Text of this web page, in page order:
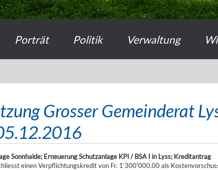
Porträt Politik Verwaltung
Grosser Gemeinderat
Sonnhalde; Erneuerung Schutzanlage KPI / BSA I in Lyss; Kreditantrag
einen Verpflichtungskredit von Fr. 1‘300'000.00 als